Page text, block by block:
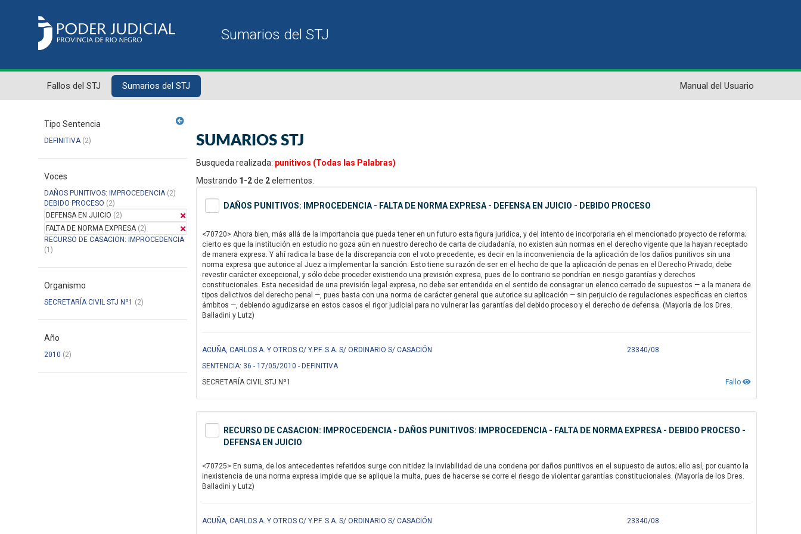
Fallos del STJ Sumarios del STJ Manual del Usuario
Tipo Sentencia
DEFINITIVA(2)
Voces
DAÑOS PUNITIVOS: IMPROCEDENCIA(2)
DEBIDO PROCESO (2)
DEFENSA EN JUICIO (2)
FALTA DE NORMA EXPRESA(2)
RECURSO DE CASACION: IMPROCEDENCIA
(1)
Organismo
SECRETARÍA CIVIL STJ Nº1 (2)
Año
2010 (2)
SUMARIOS STJ
Busqueda realizada: punitivos (Todas las Palabras)
Mostrando 1-2de 2elementos.
DAÑOS PUNITIVOS: IMPROCEDENCIA - FALTA DE NORMA EXPRESA - DEFENSA EN JUICIO - DEBIDO PROCESO
<70720> Ahora bien, más allá de la importancia que pueda tener en un futuro esta figura jurídica, y del intento de incorporarla en el mencionado proyecto de reforma;
cierto es que la institución en estudio no goza aún en nuestro derecho de carta de ciudadanía, no existen aún normas en el derecho vigente que la hayan receptado
de manera expresa. Y ahí radica la base de la discrepancia con el voto precedente, es decir en la inconveniencia de la aplicación de los daños punitivos sin una
norma expresa que autorice al Juez a implementar la sanción. Esto tiene su razón de ser en el hecho de que la aplicación de penas en el Derecho Privado, debe
revestir carácter excepcional, y sólo debe proceder existiendo una previsión expresa, pues de lo contrario se pondrían en riesgo garantías y derechos
constitucionales. Esta necesidad de una previsión legal expresa, no debe ser entendida en el sentido de consagrar un elenco cerrado de supuestos — a la manera de
tipos delictivos del derecho penal —, pues basta con una norma de carácter general que autorice su aplicación — sin perjuicio de regulaciones específicas en ciertos
ámbitos —, debiendo agudizarse en estos casos el rigor judicial para no vulnerar las garantías del debido proceso y el derecho de defensa. (Mayoría de los Dres.
Balladini y Lutz)
ACUÑA, CARLOS A. Y OTROS C/ Y.P.F. S.A. S/ ORDINARIO S/ CASACIÓN
23340/08
SENTENCIA: 36 - 17/05/2010 - DEFINITIVA
Fallo
SECRETARÍA CIVIL STJ Nº1
RECURSO DE CASACION: IMPROCEDENCIA - DAÑOS PUNITIVOS: IMPROCEDENCIA - FALTA DE NORMA EXPRESA - DEBIDO PROCESO -
DEFENSA EN JUICIO
<70725> En suma, de los antecedentes referidos surge con nitidez la inviabilidad de una condena por daños punitivos en el supuesto de autos; ello así, por cuanto la
inexistencia de una norma expresa impide que se aplique la multa, pues de hacerse se corre el riesgo de violentar garantías constitucionales. (Mayoría de los Dres.
Balladini y Lutz)
ACUÑA, CARLOS A. Y OTROS C/ Y.P.F. S.A. S/ ORDINARIO S/ CASACIÓN
23340/08